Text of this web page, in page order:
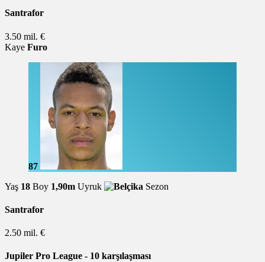
Santrafor
3.50 mil. €
Kaye Furo
87
Yaş 18 Boy 1,90m Uyruk Sezon
Santrafor
2.50 mil. €
Jupiler Pro League - 10 karşılaşması